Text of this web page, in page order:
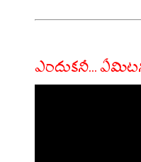
ఎందుకనీ...